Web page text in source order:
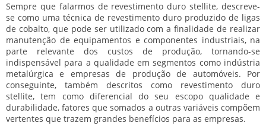
Sempre que falarmos de revestimento duro stellite, descreve-
se como uma técnica de revestimento duro produzido de ligas
de cobalto, que pode ser utilizado com a finalidade de realizar
manutenção de equipamentos e componentes industriais, na
parte relevante dos custos de produção, tornando-se
indispensável para a qualidade em segmentos como indústria
metalúrgica e empresas de produção de automóveis. Por
conseguinte, também descritos como revestimento duro
stellite, tem como diferencial do seu escopo qualidade e
durabilidade, fatores que somados a outras variáveis compõem
vertentes que trazem grandes benefícios para as empresas.